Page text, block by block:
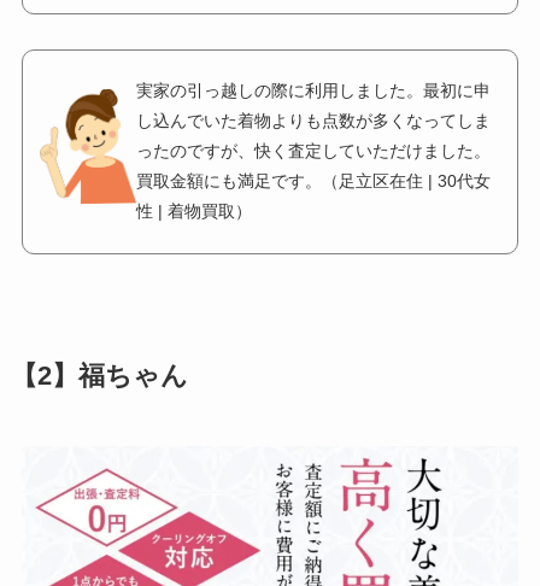
実家の引っ越しの際に利用しました。最初に申
し込んでいた着物よりも点数が多くなってしま
ったのですが、快く査定していただけました。
買取金額にも満足です。（足立区在住 | 30代女
性 | 着物買取）
【2】福ちゃん